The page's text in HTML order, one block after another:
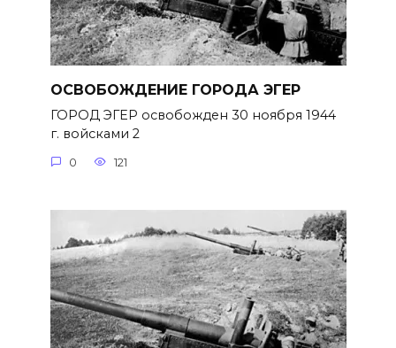
ОСВОБОЖДЕНИЕ ГОРОДА ЭГЕР
ГОРОД ЭГЕР освобожден 30 ноября 1944
г. войсками 2
0 121